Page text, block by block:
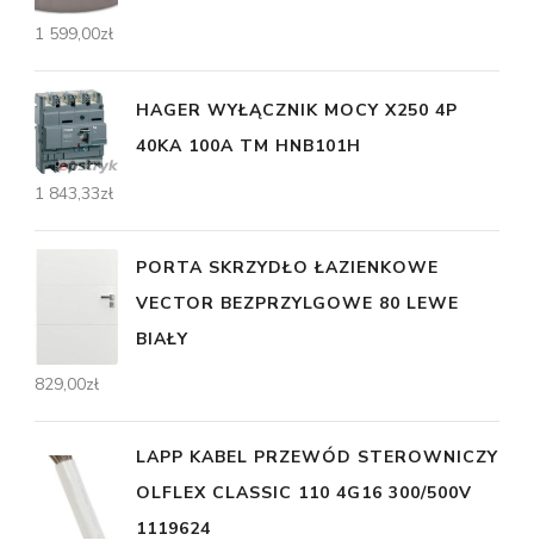
1 599,00zł
HAGER WYŁĄCZNIK MOCY X250 4P
40KA 100A TM HNB101H
1 843,33zł
PORTA SKRZYDŁO ŁAZIENKOWE
VECTOR BEZPRZYLGOWE 80 LEWE
BIAŁY
829,00zł
LAPP KABEL PRZEWÓD STEROWNICZY
OLFLEX CLASSIC 110 4G16 300/500V
1119624